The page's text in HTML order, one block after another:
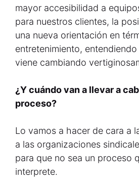
mayor accesibilidad a
para nuestros clientes, la
una nueva orientación en
entretenimiento,
viene cambiando
¿Y cuándo van a llevar a
proceso?
Lo vamos a hacer de cara a
a las organizaciones
para que no sea un proceso
interprete.